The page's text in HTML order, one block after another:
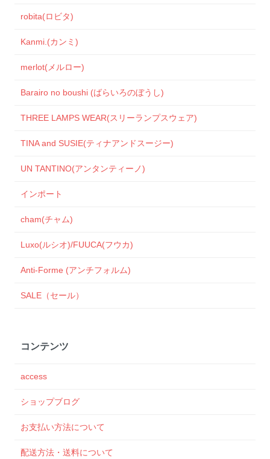
robita(ロビタ)
Kanmi.(カンミ)
merlot(メルロー)
Barairo no boushi (ばらいろのぼうし)
THREE LAMPS WEAR(スリーランプスウェア)
TINA and SUSIE(ティナアンドスージー)
UN TANTINO(アンタンティーノ)
インポート
cham(チャム)
Luxo(ルシオ)/FUUCA(フウカ)
Anti-Forme (アンチフォルム)
SALE（セール）
コンテンツ
access
ショップブログ
お支払い方法について
配送方法・送料について